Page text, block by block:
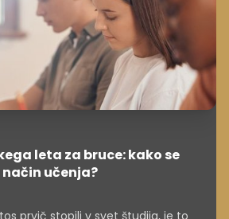
leta za bruce: kako se
učenja?